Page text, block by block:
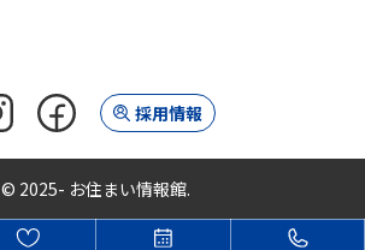
採用情報
© 2025- お住まい情報館.